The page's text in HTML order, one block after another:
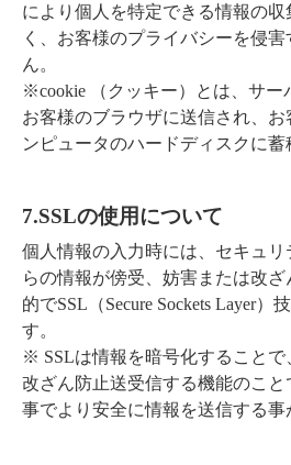
により個人を特定できる情報の
く、お客様のプライバシーを侵
ん。
※cookie （クッキー）とは、サー
お客様のブラウザに送信され、お
ンピュータのハードディスクに蓄
7.SSLの使用について
個人情報の入力時には、セキュ
らの情報が傍受、妨害または改ざ
的でSSL（Secure Sockets Layer）
す。
※ SSLは情報を暗号化すること
改ざん防止送受信する機能のこと
事でより安全に情報を送信する事